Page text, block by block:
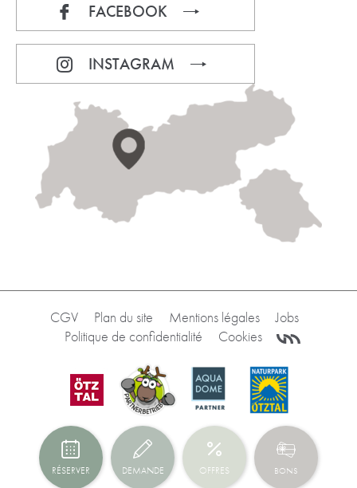
FACEBOOK
INSTAGRAM
CGV Plan du site Mentions légales
Jobs
Politique de confidentialité
Cookies
RÉSERVER DEMANDE OFFRES BONS